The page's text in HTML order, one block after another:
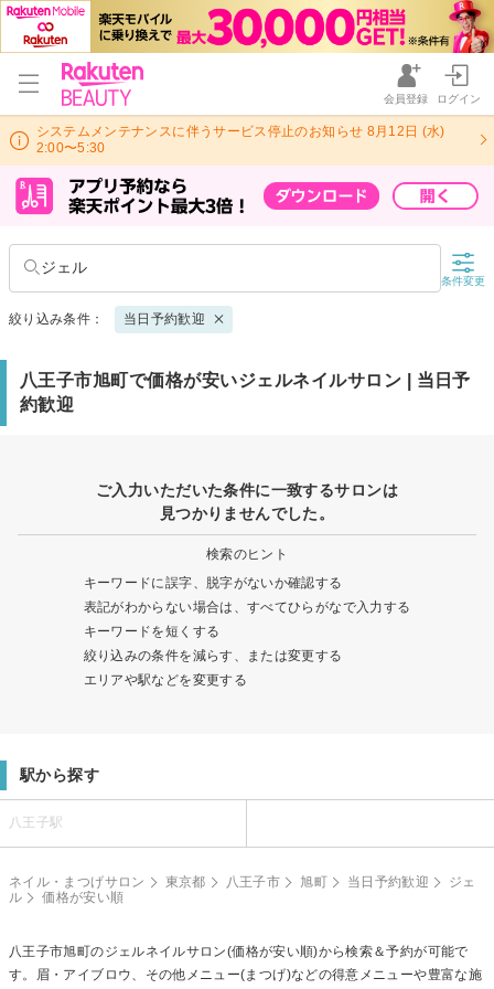
会員登録 ログイン
システムメンテナンスに伴うサービス停止のお知らせ 8月12日 (水)
2:00〜5:30
ジェル
条件変更
絞り込み条件： 当日予約歓迎
八王子市旭町で価格が安いジェルネイルサロン | 当日予
約歓迎
ご入力いただいた条件に一致するサロンは
見つかりませんでした。
検索のヒント
キーワードに誤字、脱字がないか確認する
表記がわからない場合は、すべてひらがなで入力する
キーワードを短くする
絞り込みの条件を減らす、または変更する
エリアや駅などを変更する
駅から探す
八王子駅
ネイル・まつげサロン 東京都 八王子市 旭町 当日予約歓迎
ジェ
ル
価格が安い順
八王子市旭町のジェルネイルサロン(価格が安い順)から検索＆予約が可能で
す。眉・アイブロウ、その他メニュー(まつげ)などの得意メニューや豊富な施